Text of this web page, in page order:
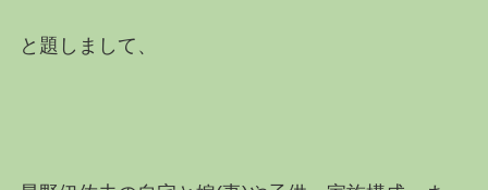
と題しまして、